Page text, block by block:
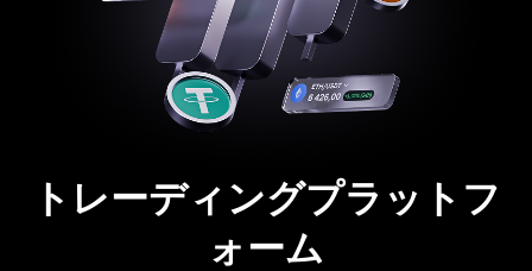
トレーディングプラットフ
ォーム